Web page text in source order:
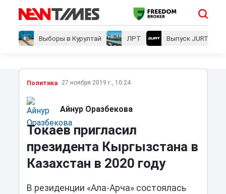
Выборы в Курултай ЛРТ Выпуск JURT
Политика 27 ноября 2019 г., 10:24
Айнур Оразбекова
Токаев пригласил
президента Кыргызстана в
Казахстан в 2020 году
В резиденции «Ала-Арча» состоялась